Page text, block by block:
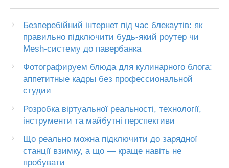
Безперебійний інтернет під час блекаутів: як
правильно підключити будь-який роутер чи
Mesh-систему до павербанка
Фотографируем блюда для кулинарного блога:
аппетитные кадры без профессиональной
студии
Розробка віртуальної реальності, технології,
інструменти та майбутні перспективи
Що реально можна підключити до зарядної
станції взимку, а що — краще навіть не
пробувати